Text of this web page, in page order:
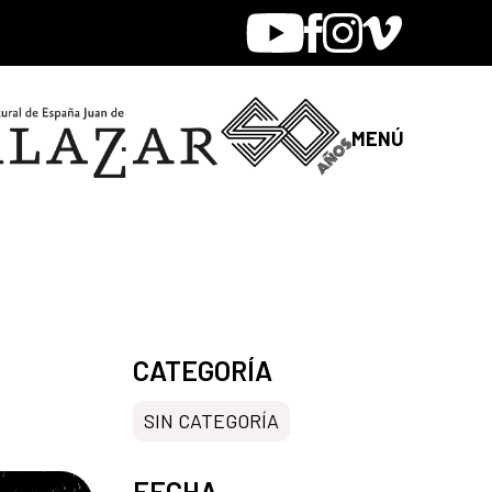
YoutubeFacebook
Instagram
Vimeo
MENÚ
CATEGORÍA
SIN CATEGORÍA